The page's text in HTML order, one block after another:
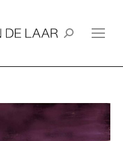
Search: